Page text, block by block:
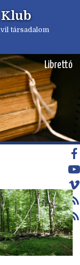
társadalom
Librettó